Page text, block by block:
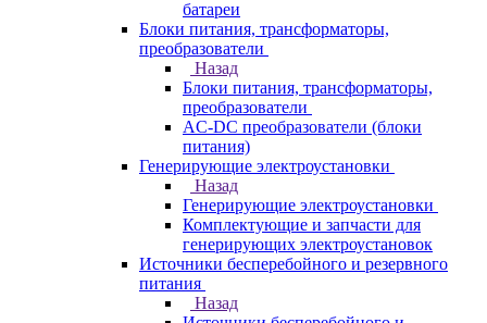
батареи
Блоки питания, трансформаторы,
преобразователи
Назад
Блоки питания, трансформаторы,
преобразователи
AC-DC преобразователи (блоки
питания)
Генерирующие электроустановки
Назад
Генерирующие электроустановки
Комплектующие и запчасти для
генерирующих электроустановок
Источники бесперебойного и резервного
питания
Назад